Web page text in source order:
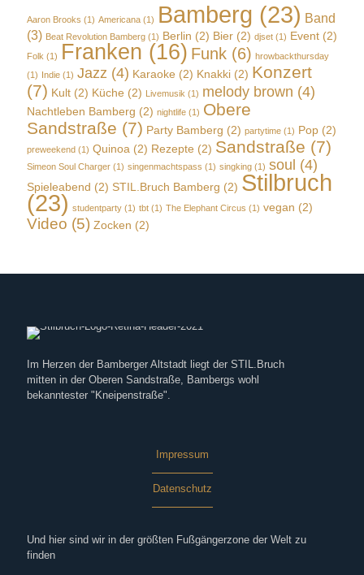
Aaron Brooks (1) Americana (1) Bamberg (23) Band
(3) Beat Revolution Bamberg (1) Berlin (2) Bier (2) djset (1) Event (2)
Folk (1) Franken (16) Funk (6) hrowbackthursday
(1) Indie (1) Jazz (4) Karaoke (2) Knakki (2) Konzert
(7) Kult (2) Küche (2) Livemusik (1) melody brown (4)
Nachtleben Bamberg (2) nightlife (1) Obere
Sandstraße (7) Party Bamberg (2) partytime (1) Pop (2)
preweekend (1) Quinoa (2) Rezepte (2) Sandstraße (7)
Simeon Soul Charger (1) singenmachtspass (1) singking (1) soul (4)
Spieleabend (2) STIL.Bruch Bamberg (2) Stilbruch
(23) studentparty (1) tbt (1) The Elephant Circus (1) vegan (2)
Video (5) Zocken (2)
Im Herzen der Bamberger Altstadt liegt der STIL.Bruch
mitten in der Oberen Sandstraße, Bambergs wohl
bekanntester "Kneipenstraße".
Impressum
Datenschutz
Und hier sind wir in der größten Fußgängerzone der Welt zu
finden